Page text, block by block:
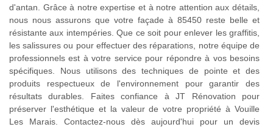
d'antan. Grâce à notre expertise et à notre attention aux détails,
nous nous assurons que votre façade à 85450 reste belle et
résistante aux intempéries. Que ce soit pour enlever les graffitis,
les salissures ou pour effectuer des réparations, notre équipe de
professionnels est à votre service pour répondre à vos besoins
spécifiques. Nous utilisons des techniques de pointe et des
produits respectueux de l'environnement pour garantir des
résultats durables. Faites confiance à JT Rénovation pour
préserver l'esthétique et la valeur de votre propriété à Vouille
Les Marais. Contactez-nous dès aujourd'hui pour un devis